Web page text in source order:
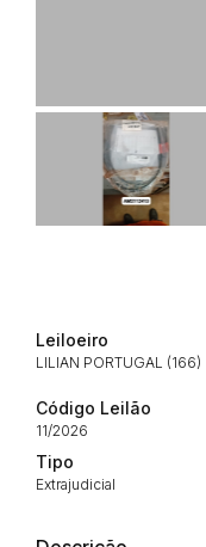
Leiloeiro
LILIAN PORTUGAL (166)
Código Leilão
11/2026
Tipo
Extrajudicial